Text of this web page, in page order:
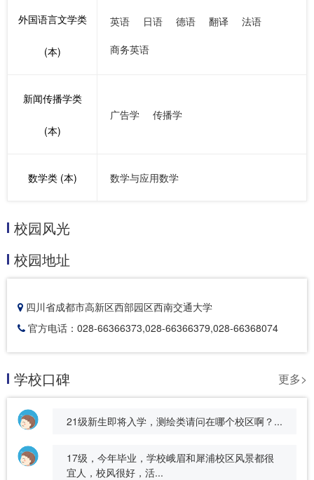
外国语言文学类
(本)
英语 日语 德语 翻译
法语
商务英语
新闻传播学类
(本)
广告学 传播学
数学类 (本) 数学与应用数学
校园风光
校园地址
四川省成都市高新区西部园区西南交通大学
官方电话：028-66366373,028-66366379,028-66368074
学校口碑 更多>
21级新生即将入学，测绘类请问在哪个校区啊？...
17级，今年毕业，学校峨眉和犀浦校区风景都很
宜人，校风很好，活...